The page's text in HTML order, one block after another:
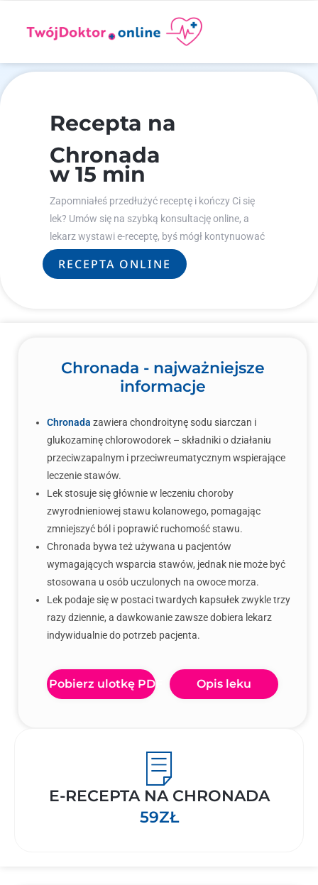
Recepta na
Chronada
w 15 min
Zapomniałeś przedłużyć receptę i kończy Ci się
lek? Umów się na szybką konsultację online, a
lekarz wystawi e-receptę, byś mógł kontynuować
leczenie.
RECEPTA ONLINE
Chronada - najważniejsze
informacje
Chronada zawiera chondroitynę sodu siarczan i
glukozaminę chlorowodorek – składniki o działaniu
przeciwzapalnym i przeciwreumatycznym wspierające
leczenie stawów.
Lek stosuje się głównie w leczeniu choroby
zwyrodnieniowej stawu kolanowego, pomagając
zmniejszyć ból i poprawić ruchomość stawu.
Chronada bywa też używana u pacjentów
wymagających wsparcia stawów, jednak nie może być
stosowana u osób uczulonych na owoce morza.
Lek podaje się w postaci twardych kapsułek zwykle trzy
razy dziennie, a dawkowanie zawsze dobiera lekarz
indywidualnie do potrzeb pacjenta.
Pobierz ulotkę PDF Opis leku
E-RECEPTA NA CHRONADA
59ZŁ